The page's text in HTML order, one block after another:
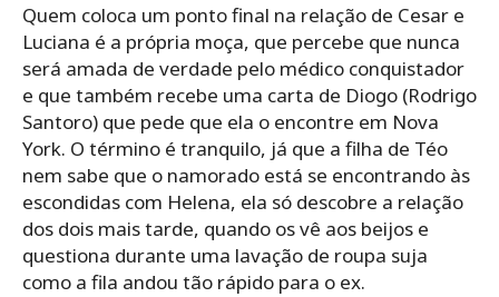
Quem coloca um ponto final na relação de Cesar e
Luciana é a própria moça, que percebe que nunca
será amada de verdade pelo médico conquistador
e que também recebe uma carta de Diogo (Rodrigo
Santoro) que pede que ela o encontre em Nova
York. O término é tranquilo, já que a filha de Téo
nem sabe que o namorado está se encontrando às
escondidas com Helena, ela só descobre a relação
dos dois mais tarde, quando os vê aos beijos e
questiona durante uma lavação de roupa suja
como a fila andou tão rápido para o ex.